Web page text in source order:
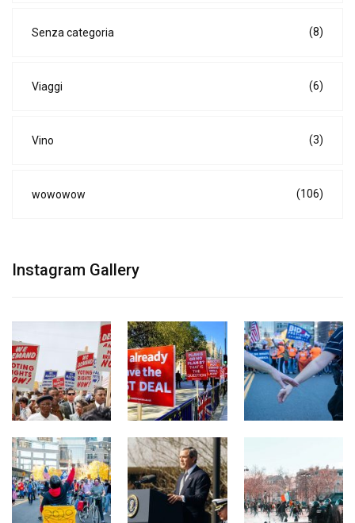
Senza categoria (8)
Viaggi (6)
Vino (3)
wowowow (106)
Instagram Gallery